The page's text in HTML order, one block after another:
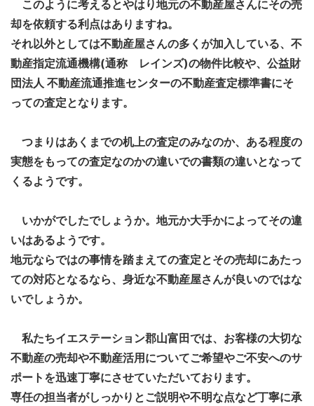
このように考えるとやはり地元の不動産屋さんにその売
却を依頼する利点はありますね。
それ以外としては不動産屋さんの多くが加入している、不
動産指定流通機構(通称 レインズ)の物件比較や、公益財
団法人 不動産流通推進センターの不動産査定標準書にそ
っての査定となります。
つまりはあくまでの机上の査定のみなのか、ある程度の
実態をもっての査定なのかの違いでの書類の違いとなって
くるようです。
いかがでしたでしょうか。地元か大手かによってその違
いはあるようです。
地元ならではの事情を踏まえての査定とその売却にあたっ
ての対応となるなら、身近な不動産屋さんが良いのではな
いでしょうか。
私たちイエステーション郡山富田では、お客様の大切な
不動産の売却や不動産活用についてご希望やご不安へのサ
ポートを迅速丁寧にさせていただいております。
専任の担当者がしっかりとご説明や不明な点など丁寧に承